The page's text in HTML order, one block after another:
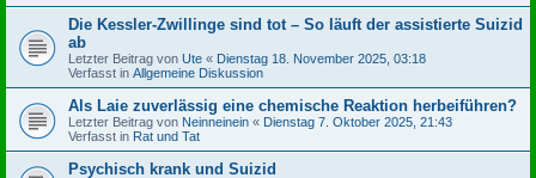
Die Kessler-Zwillinge sind tot – So läuft der assistierte Suizid
ab
Letzter Beitrag von Ute « Dienstag 18. November 2025, 03:18
Verfasst in Allgemeine Diskussion
Als Laie zuverlässig eine chemische Reaktion herbeiführen?
Letzter Beitrag von Neinneinein « Dienstag 7. Oktober 2025, 21:43
Verfasst in Rat und Tat
Psychisch krank und Suizid